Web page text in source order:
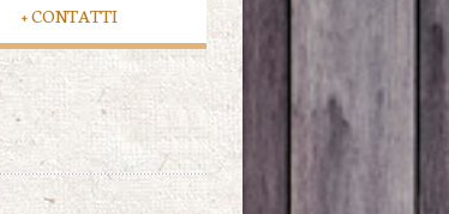
CONTATTI
+